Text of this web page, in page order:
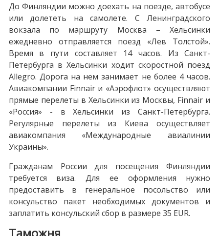
До Финляндии можно доехать на поезде, автобусе
или долететь на самолете. С Ленинградского
вокзала по маршруту Москва – Хельсинки
ежедневно отправляется поезд «Лев Толстой».
Время в пути составляет 14 часов. Из Санкт-
Петербурга в Хельсинки ходит скоростной поезд
Allegro. Дорога на нем занимает не более 4 часов.
Авиакомпании Finnair и «Аэрофлот» осуществляют
прямые перелеты в Хельсинки из Москвы, Finnair и
«Россия» - в Хельсинки из Санкт-Петербурга.
Регулярные перелеты из Киева осуществляет
авиакомпания «Международные авиалинии
Украины».
Гражданам России для посещения Финляндии
требуется виза. Для ее оформления нужно
предоставить в генеральное посольство или
консульство пакет необходимых документов и
заплатить консульский сбор в размере 35 EUR.